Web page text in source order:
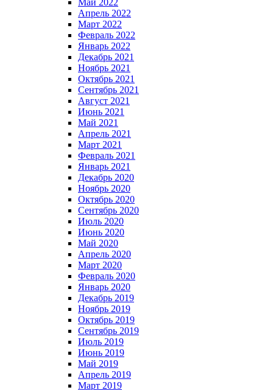
Май 2022
Апрель 2022
Март 2022
Февраль 2022
Январь 2022
Декабрь 2021
Ноябрь 2021
Октябрь 2021
Сентябрь 2021
Август 2021
Июнь 2021
Май 2021
Апрель 2021
Март 2021
Февраль 2021
Январь 2021
Декабрь 2020
Ноябрь 2020
Октябрь 2020
Сентябрь 2020
Июль 2020
Июнь 2020
Май 2020
Апрель 2020
Март 2020
Февраль 2020
Январь 2020
Декабрь 2019
Ноябрь 2019
Октябрь 2019
Сентябрь 2019
Июль 2019
Июнь 2019
Май 2019
Апрель 2019
Март 2019